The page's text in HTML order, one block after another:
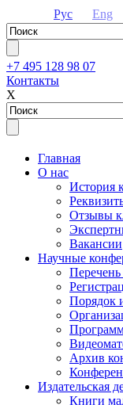
Рус Eng
+7 495 128 98 07
Контакты
Х
Главная
О нас
История
Отзывы
Вакансии
Научные
Порядок
Архив
Издательская
Книги